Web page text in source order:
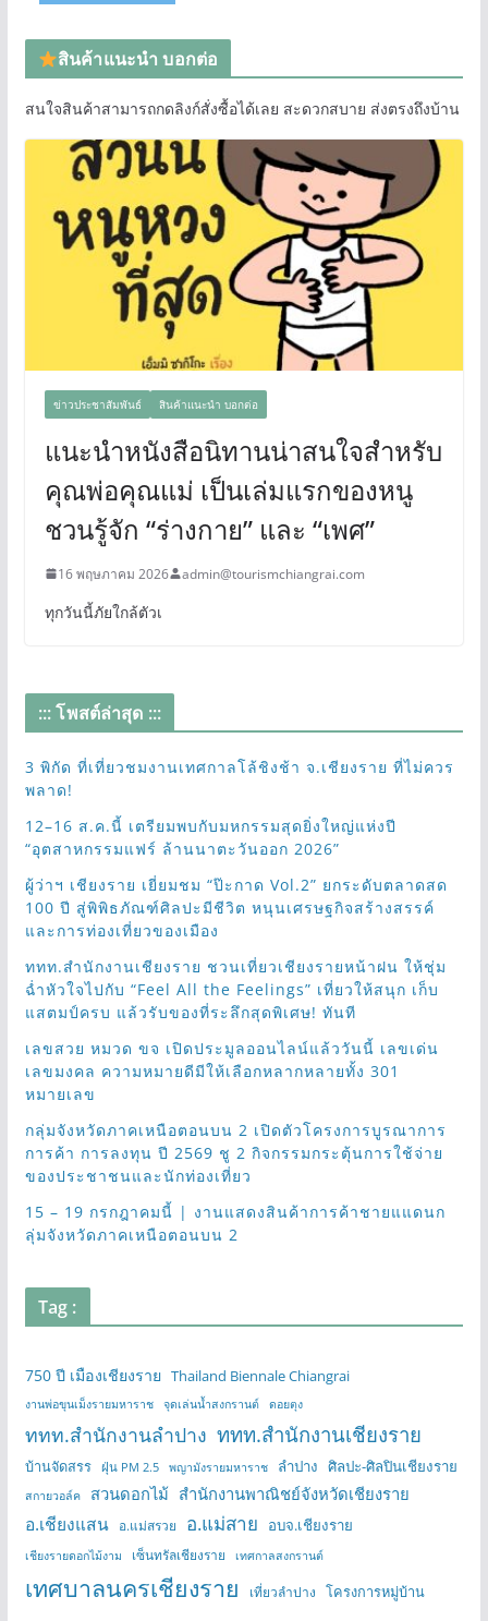
สินค้าแนะนำ บอกต่อ
สนใจสินค้าสามารถกดลิงก์สั่งซื้อได้เลย สะดวกสบาย ส่งตรงถึงบ้าน
ข่าวประชาสัมพันธ์ สินค้าแนะนำ บอกต่อ
แนะนำหนังสือนิทานน่าสนใจสำหรับ
คุณพ่อคุณแม่ เป็นเล่มแรกของหนู
ชวนรู้จัก “ร่างกาย” และ “เพศ”
16 พฤษภาคม 2026 admin@tourismchiangrai.com
ทุกวันนี้ภัยใกล้ตัวเ
::: โพสต์ล่าสุด :::
3 พิกัด ที่เที่ยวชมงานเทศกาลโล้ชิงช้า จ.เชียงราย ที่ไม่ควร
พลาด!
12–16 ส.ค.นี้ เตรียมพบกับมหกรรมสุดยิ่งใหญ่แห่งปี
“อุตสาหกรรมแฟร์ ล้านนาตะวันออก 2026”
ผู้ว่าฯ เชียงราย เยี่ยมชม “ป๊ะกาด Vol.2” ยกระดับตลาดสด
100 ปี สู่พิพิธภัณฑ์ศิลปะมีชีวิต หนุนเศรษฐกิจสร้างสรรค์
และการท่องเที่ยวของเมือง
ททท.สำนักงานเชียงราย ชวนเที่ยวเชียงรายหน้าฝน ให้ชุ่ม
ฉ่ำหัวใจไปกับ “Feel All the Feelings” เที่ยวให้สนุก เก็บ
แสตมป์ครบ แล้วรับของที่ระลึกสุดพิเศษ! ทันที
เลขสวย หมวด ขจ เปิดประมูลออนไลน์แล้ววันนี้ เลขเด่น
เลขมงคล ความหมายดีมีให้เลือกหลากหลายทั้ง 301
หมายเลข
กลุ่มจังหวัดภาคเหนือตอนบน 2 เปิดตัวโครงการบูรณาการ
การค้า การลงทุน ปี 2569 ชู 2 กิจกรรมกระตุ้นการใช้จ่าย
ของประชาชนและนักท่องเที่ยว
15 – 19 กรกฎาคมนี้ | งานแสดงสินค้าการค้าชายแแดนก
ลุ่มจังหวัดภาคเหนือตอนบน 2
Tag :
750 ปี เมืองเชียงราย Thailand Biennale Chiangrai
งานพ่อขุนเม็งรายมหาราช จุดเล่นน้ำสงกรานต์ ดอยตุง
ททท.สำนักงานลำปาง ททท.สำนักงานเชียงราย
บ้านจัดสรร ฝุ่น PM 2.5 พญามังรายมหาราช ลำปาง ศิลปะ-ศิลปินเชียงราย
สกายวอล์ค สวนดอกไม้ สำนักงานพาณิชย์จังหวัดเชียงราย
อ.เชียงแสน อ.แม่สรวย อ.แม่สาย อบจ.เชียงราย
เชียงรายดอกไม้งาม เซ็นทรัลเชียงราย เทศกาลสงกรานต์
เทศบาลนครเชียงราย เที่ยวลำปาง โครงการหมู่บ้าน